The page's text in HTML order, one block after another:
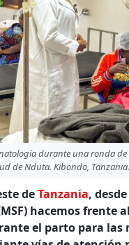
durante una ronda
de Nduta. Kibondo,
deTanzania,
hacemos frente
el parto para las